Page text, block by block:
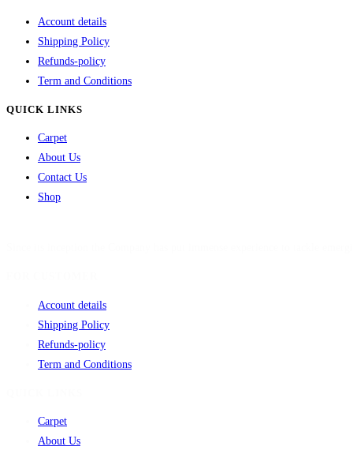
Account details
Shipping Policy
Refunds-policy
Term and Conditions
QUICK LINKS
Carpet
About Us
Contact Us
Shop
Account details
Shipping Policy
Refunds-policy
Term and Conditions
Carpet
About Us